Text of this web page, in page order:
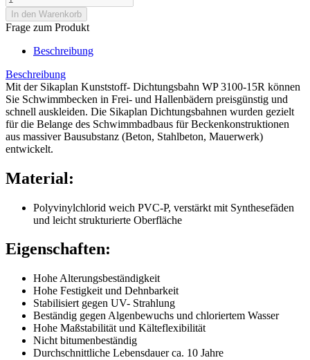
Frage zum Produkt
Beschreibung
Beschreibung
Mit der Sikaplan Kunststoff- Dichtungsbahn WP 3100-15R können
Sie Schwimmbecken in Frei- und Hallenbädern preisgünstig und
schnell auskleiden. Die Sikaplan Dichtungsbahnen wurden gezielt
für die Belange des Schwimmbadbaus für Beckenkonstruktionen
aus massiver Bausubstanz (Beton, Stahlbeton, Mauerwerk)
entwickelt.
Material:
Polyvinylchlorid weich PVC-P, verstärkt mit Synthesefäden
und leicht strukturierte Oberfläche
Eigenschaften:
Hohe Alterungsbeständigkeit
Hohe Festigkeit und Dehnbarkeit
Stabilisiert gegen UV- Strahlung
Beständig gegen Algenbewuchs und chloriertem Wasser
Hohe Maßstabilität und Kälteflexibilität
Nicht bitumenbeständig
Durchschnittliche Lebensdauer ca. 10 Jahre